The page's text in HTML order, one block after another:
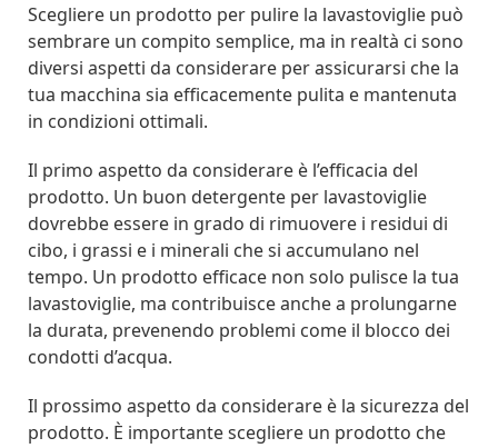
Scegliere un prodotto per pulire la lavastoviglie può
sembrare un compito semplice, ma in realtà ci sono
diversi aspetti da considerare per assicurarsi che la
tua macchina sia efficacemente pulita e mantenuta
in condizioni ottimali.
Il primo aspetto da considerare è l’efficacia del
prodotto. Un buon detergente per lavastoviglie
dovrebbe essere in grado di rimuovere i residui di
cibo, i grassi e i minerali che si accumulano nel
tempo. Un prodotto efficace non solo pulisce la tua
lavastoviglie, ma contribuisce anche a prolungarne
la durata, prevenendo problemi come il blocco dei
condotti d’acqua.
Il prossimo aspetto da considerare è la sicurezza del
prodotto. È importante scegliere un prodotto che